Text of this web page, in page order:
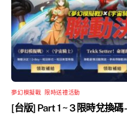
夢幻模擬戰 限時送禮活動
[台版] Part 1 ~ 3 限時兌換碼